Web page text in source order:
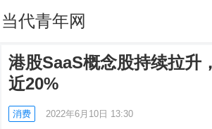
当代青年网
港股SaaS概念股持续拉升
近20%
消费 2022年6月10日 13:30